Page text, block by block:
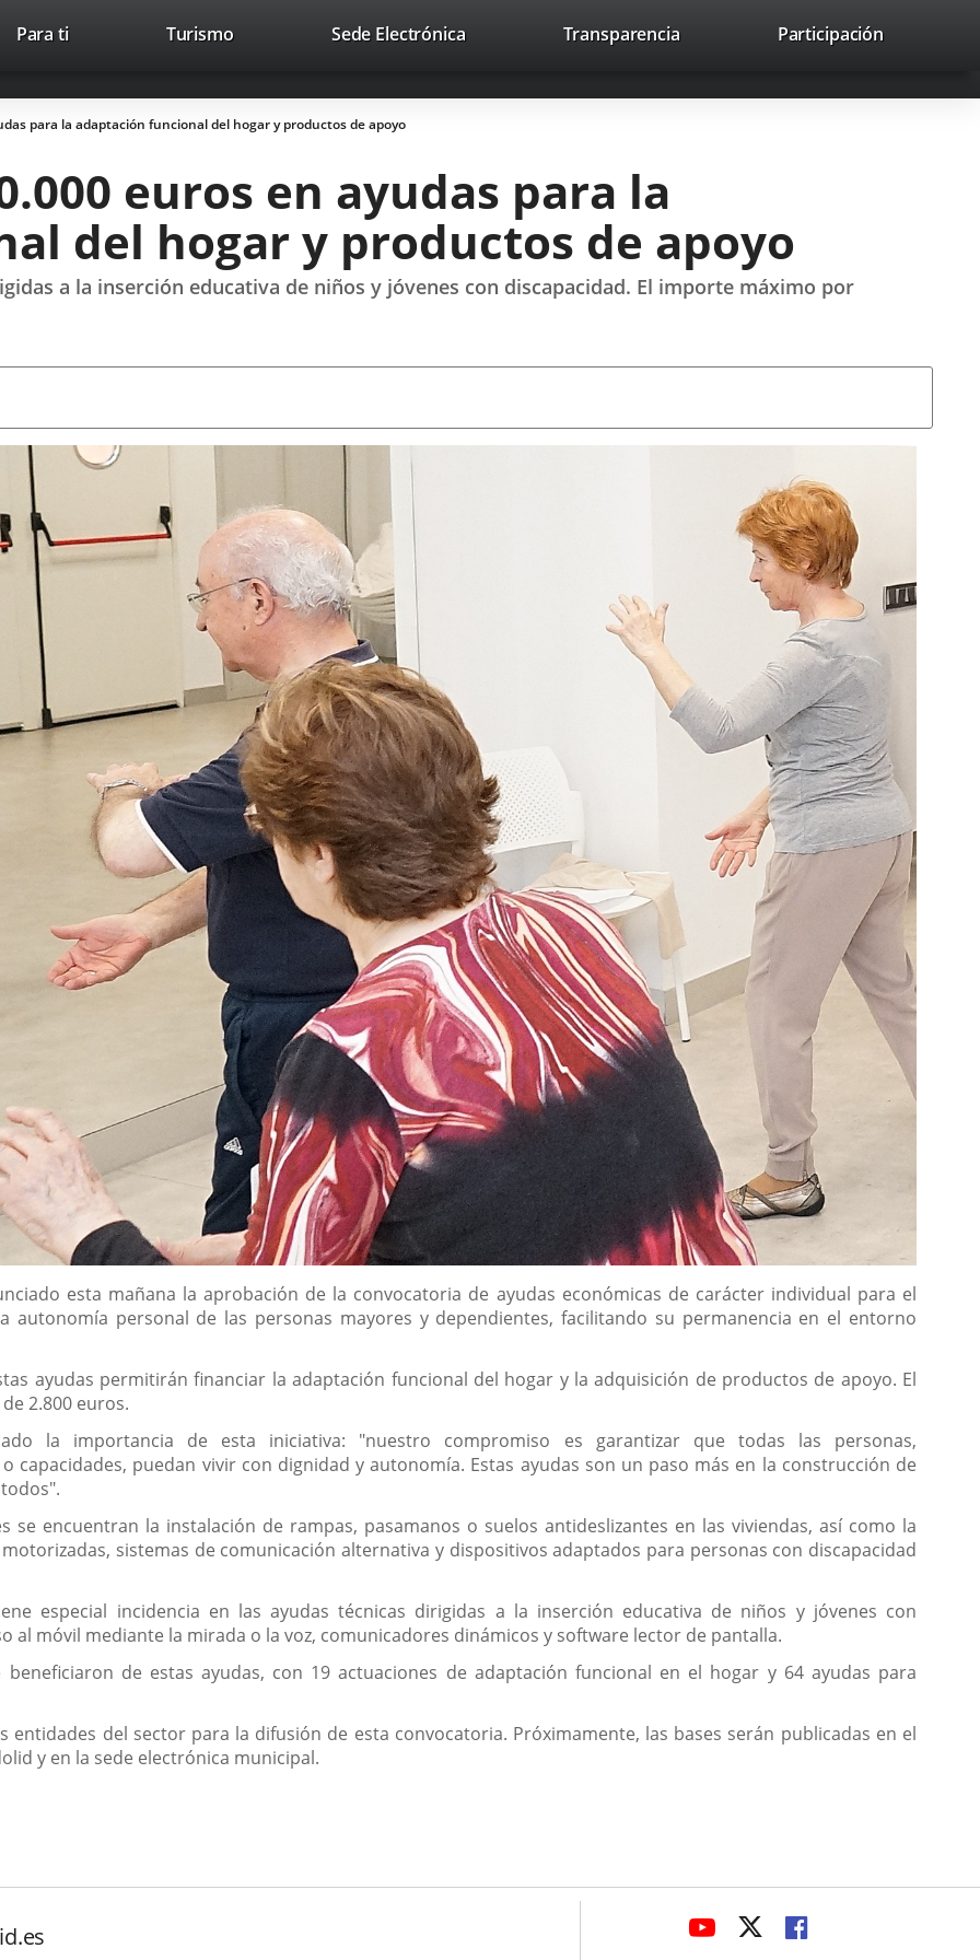
Trabaja con nosotros Contacto avaHeaderSocial
Enlace
una
Enlace
una
Enlace
una
Recherche
Para ti TurismoEste
abrirá
en
nueva.
Sede ElectrónicaEnlace
aplicación
Transparencia Participación
para la adaptación funcional del hogar y productos de apoyo
euros en ayudas para la
del hogar y productos de apoyo
a la inserción educativa de niños y jóvenes con discapacidad. El importe máximo por
esta mañana la aprobación de la convocatoria de ayudas económicas de carácter individual para el
autonomía personal de las personas mayores y dependientes, facilitando su permanencia en el entorno
ayudas permitirán financiar la adaptación funcional del hogar y la adquisición de productos de apoyo. El
2.800 euros.
la importancia de esta iniciativa: "nuestro compromiso es garantizar que todas las personas,
capacidades, puedan vivir con dignidad y autonomía. Estas ayudas son un paso más en la construcción de
se encuentran la instalación de rampas, pasamanos o suelos antideslizantes en las viviendas, así como la
sistemas de comunicación alternativa y dispositivos adaptados para personas con discapacidad
especial incidencia en las ayudas técnicas dirigidas a la inserción educativa de niños y jóvenes con
al móvil mediante la mirada o la voz, comunicadores dinámicos y software lector de pantalla.
de estas ayudas, con 19 actuaciones de adaptación funcional en el hogar y 64 ayudas para
entidades del sector para la difusión de esta convocatoria. Próximamente, las bases serán publicadas en el
y en la sede electrónica municipal.
ENLACEENLACEENLACE